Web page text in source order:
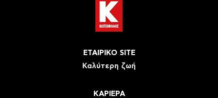
ΕΤΑΙΡΙΚΟ SITE
Καλύτερη ζωή
ΚΑΡΙΕΡΑ